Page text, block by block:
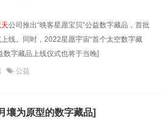
公司推出“映客星愿宝贝”公益数字藏品，首批
上线。同时，2022星愿宇宙“首个太空数字藏
数字藏品上线仪式也将于当晚]
公益
壤为原型的数字藏品]